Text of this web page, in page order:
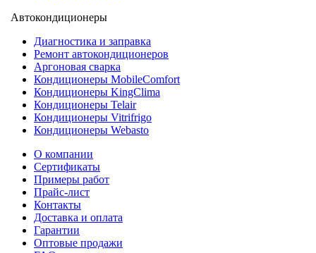
Автокондиционеры
Диагностика и заправка
Ремонт автокондиционеров
Аргоновая сварка
Кондиционеры MobileComfort
Кондиционеры KingClima
Кондиционеры Telair
Кондиционеры Vitrifrigo
Кондиционеры Webasto
О компании
Сертификаты
Примеры работ
Прайс-лист
Контакты
Доставка и оплата
Гарантии
Оптовые продажи